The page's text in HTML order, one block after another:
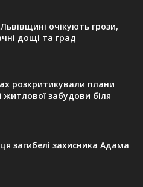
очікують грози,
дощі та град
розкритикували плани
забудови біля
загибелі захисника Адама